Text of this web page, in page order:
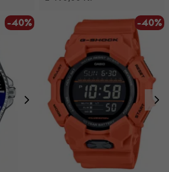
-40% -40%